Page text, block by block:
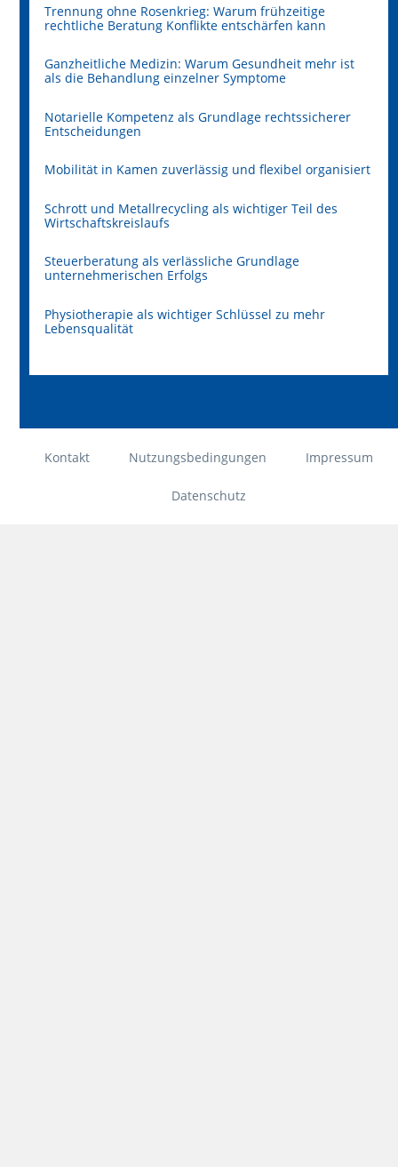
Trennung ohne Rosenkrieg: Warum frühzeitige
rechtliche Beratung Konflikte entschärfen kann
Ganzheitliche Medizin: Warum Gesundheit mehr ist
als die Behandlung einzelner Symptome
Notarielle Kompetenz als Grundlage rechtssicherer
Entscheidungen
Mobilität in Kamen zuverlässig und flexibel organisiert
Schrott und Metallrecycling als wichtiger Teil des
Wirtschaftskreislaufs
Steuerberatung als verlässliche Grundlage
unternehmerischen Erfolgs
Physiotherapie als wichtiger Schlüssel zu mehr
Lebensqualität
Kontakt Nutzungsbedingungen Impressum
Datenschutz